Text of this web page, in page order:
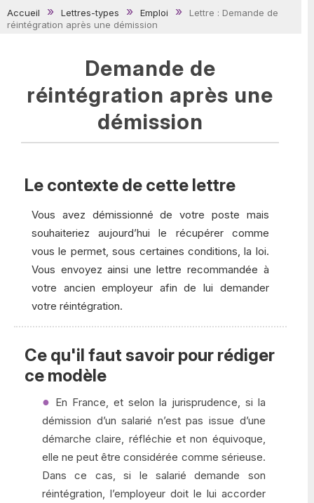
Accueil Lettres-types Emploi
Lettre : Demande de
réintégration après une démission
Demande de
réintégration après une
démission
Le contexte de cette lettre
Vous avez démissionné de votre poste mais
souhaiteriez aujourd’hui le récupérer comme
vous le permet, sous certaines conditions, la loi.
Vous envoyez ainsi une lettre recommandée à
votre ancien employeur afin de lui demander
votre réintégration.
Ce qu'il faut savoir pour rédiger
ce modèle
En France, et selon la jurisprudence, si la
démission d’un salarié n’est pas issue d’une
démarche claire, réfléchie et non équivoque,
elle ne peut être considérée comme sérieuse.
Dans ce cas, si le salarié demande son
réintégration, l’employeur doit le lui accorder